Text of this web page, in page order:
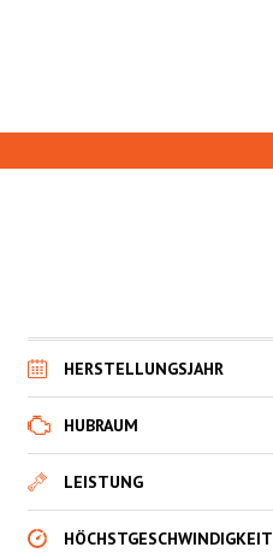
HERSTELLUNGSJAHR
HUBRAUM
LEISTUNG
HÖCHSTGESCHWINDIGKEIT